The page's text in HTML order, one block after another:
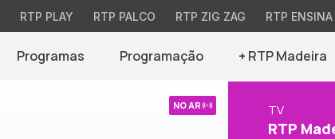
RTP PLAY RTP PALCO RTP ZIG ZAG RTP ENSINA
Programas Programação + RTP Madeira
NO AR TV
RTP